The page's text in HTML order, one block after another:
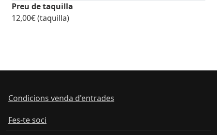
Preu de taquilla
12,00€ (taquilla)
Condicions venda d'entrades
Fes-te soci